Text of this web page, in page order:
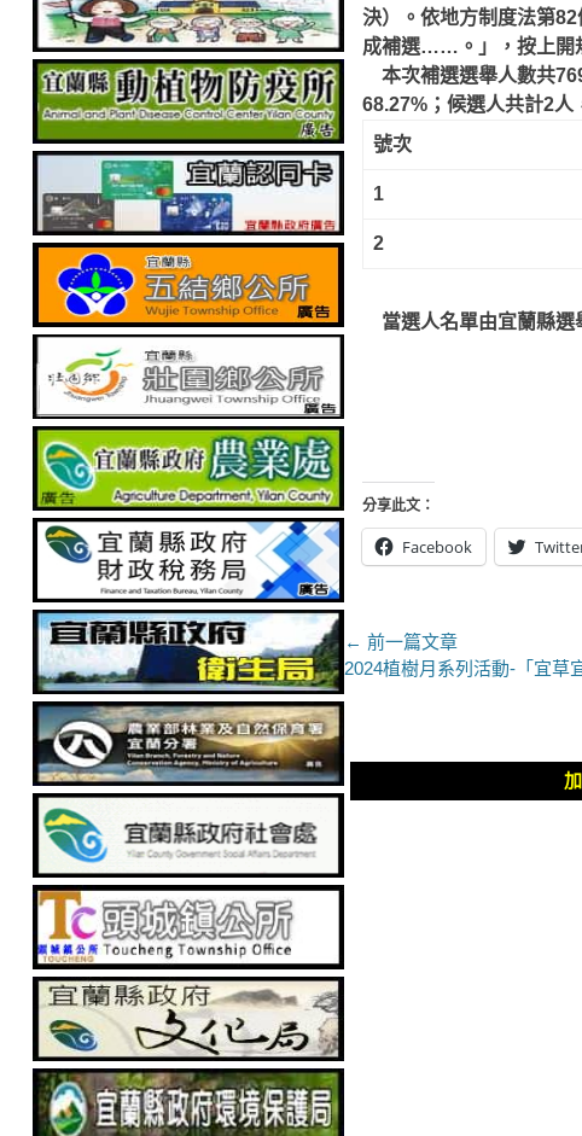
決）。依地方制度法第82
成補選……。」，按上開
本次補選選舉人數共
68.27%；候選人共計2人
號次
1
2
當選人名單由宜蘭縣
分享此文：
Facebook
文
章
覽
← 前一篇文章
上
一
2024植樹月系列活動-「宜草